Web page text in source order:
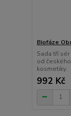
Biofáze
Sada tří
od
kosmetiky.
992 Kč